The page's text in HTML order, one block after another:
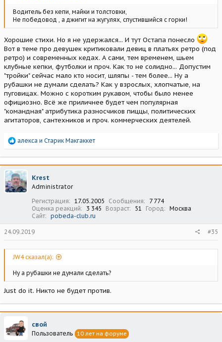
Водитель без кепи, майки и толстовки,
Не победовод , а джигит на жугулях, спустившийся с горки!
Хорошие стихи. Но я не удержался... И тут Остапа понесло
Вот в теме про девушек критиковали девиц в платьях ретро (под
ретро) и современных кедах. А сами, тем временем, шьем
клубные кепки, футболки и проч. Как то не солидно... Допустим
"тройки" сейчас мало кто носит, шляпы - тем более... Ну а
рубашки не думали сделать? Как у взрослых, хлопчатые, на
пуговицах. Можно с коротким рукавом, чтобы было менее
официозно. Всё же приличнее будет чем популярная
"командная" атрибутика разносчиков пиццы, политических
агитаторов, сантехников и проч. коммерческих деятелей.
Р
а
к
ц
и
и
алекса и Старик Макгаккет
Krest
Administrator
Регистрация
17.05.2005 Сообщения
7 774
Оценка реакций
3 345 Возраст 51 Город
Москва
Сайт
pobeda-club.ru
24.09.2019 #35
JW4 сказал(а):
Ну а рубашки не думали сделать?
Just do it. Никто не будет против.
свой
Пользователь 10 лет на форуме